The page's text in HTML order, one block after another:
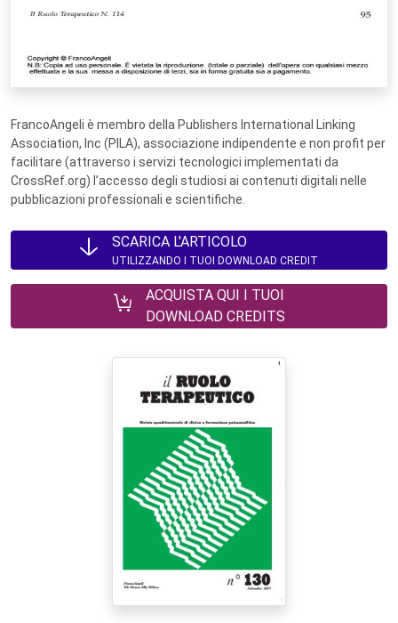
FrancoAngeli è membro della Publishers International Linking
Association, Inc (PILA), associazione indipendente e non profit per
facilitare (attraverso i servizi tecnologici implementati da
CrossRef.org) l’accesso degli studiosi ai contenuti digitali nelle
pubblicazioni professionali e scientifiche.
SCARICA L'ARTICOLO
UTILIZZANDO I TUOI DOWNLOAD CREDIT
ACQUISTA QUI I TUOI
DOWNLOAD CREDITS